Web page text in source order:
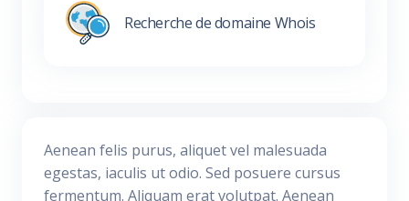
Recherche de domaine Whois
Aenean felis purus, aliquet vel malesuada
egestas, iaculis ut odio. Sed posuere cursus
fermentum. Aliquam erat volutpat. Aenean